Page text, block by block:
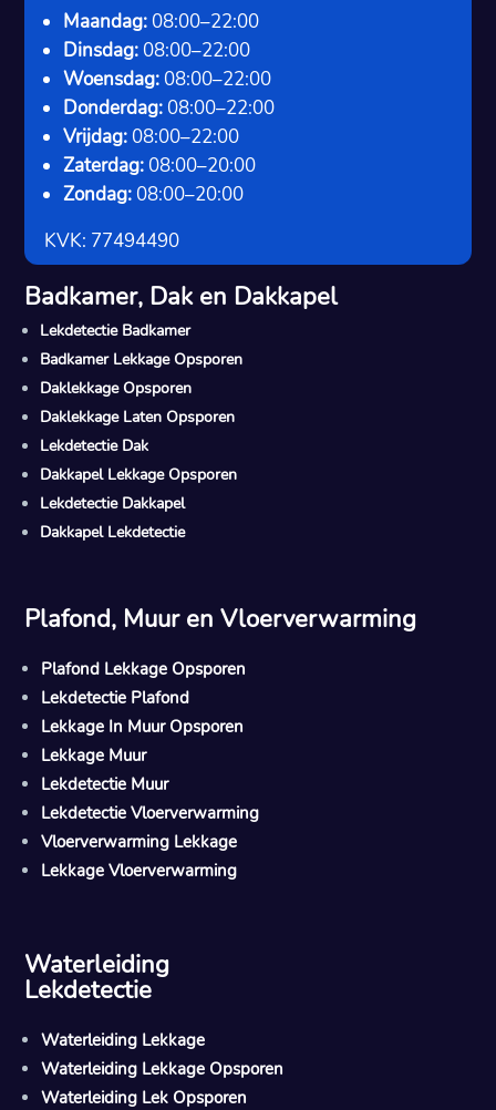
Maandag: 08:00–22:00
Dinsdag: 08:00–22:00
Woensdag: 08:00–22:00
Donderdag: 08:00–22:00
Vrijdag: 08:00–22:00
Zaterdag: 08:00–20:00
Zondag: 08:00–20:00
KVK: 77494490
Badkamer, Dak en Dakkapel
Lekdetectie Badkamer
Badkamer Lekkage Opsporen
Daklekkage Opsporen
Daklekkage Laten Opsporen
Lekdetectie Dak
Dakkapel Lekkage Opsporen
Lekdetectie Dakkapel
Dakkapel Lekdetectie
Plafond, Muur en Vloerverwarming
Plafond Lekkage Opsporen
Lekdetectie Plafond
Lekkage In Muur Opsporen
Lekkage Muur
Lekdetectie Muur
Lekdetectie Vloerverwarming
Vloerverwarming Lekkage
Lekkage Vloerverwarming
Waterleiding
Lekdetectie
Waterleiding Lekkage
Waterleiding Lekkage Opsporen
Waterleiding Lek Opsporen